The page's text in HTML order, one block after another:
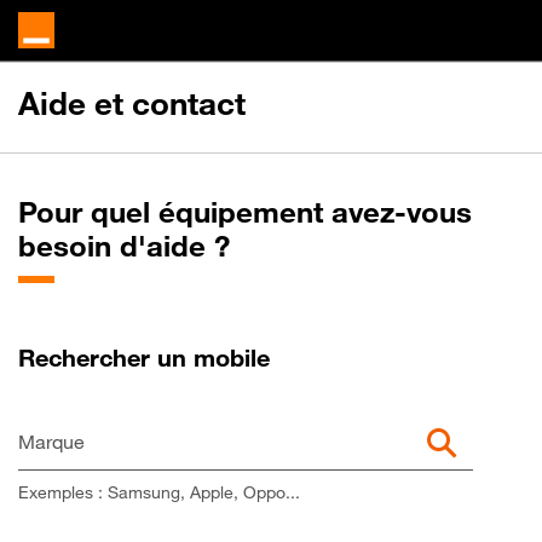
Aide et contact
Pour quel équipement avez-vous
besoin d'aide ?
Rechercher un mobile
Marque
Exemples : Samsung, Apple, Oppo...